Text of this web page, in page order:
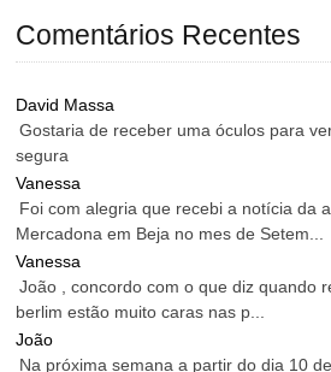
Comentários Recentes
David Massa
Gostaria de receber uma óculos para
segura
Vanessa
Foi com alegria que recebi a notícia da
Mercadona em Beja no mes de Setem...
Vanessa
João , concordo com o que diz quando
berlim estão muito caras nas p...
João
Na próxima semana a partir do dia 10